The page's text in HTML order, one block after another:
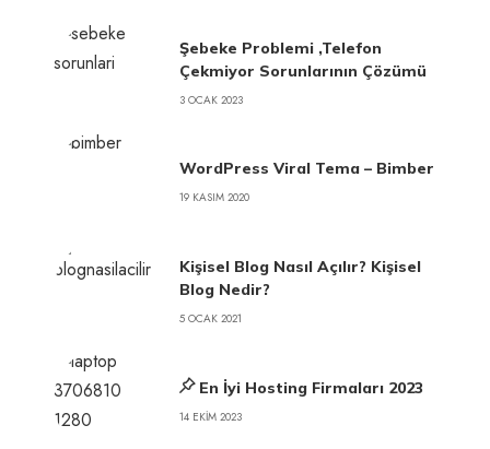
Şebeke Problemi ,Telefon
Çekmiyor Sorunlarının Çözümü
3 OCAK 2023
WordPress Viral Tema – Bimber
19 KASIM 2020
Kişisel Blog Nasıl Açılır? Kişisel
Blog Nedir?
5 OCAK 2021
En İyi Hosting Firmaları 2023
14 EKIM 2023